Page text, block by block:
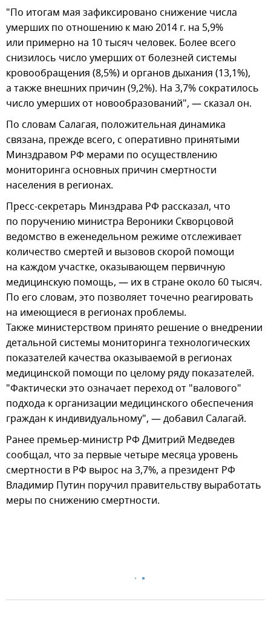
"По итогам мая зафиксировано снижение числа
умерших по отношению к маю 2014 г. на 5,9%
или примерно на 10 тысяч человек. Более всего
снизилось число умерших от болезней системы
кровообращения (8,5%) и органов дыхания (13,1%),
а также внешних причин (9,2%). На 3,7% сократилось
число умерших от новообразований", — сказал он.
По словам Салагая, положительная динамика
связана, прежде всего, с оперативно принятыми
Минздравом РФ мерами по осуществлению
мониторинга основных причин смертности
населения в регионах.
Пресс-секретарь Минздрава РФ рассказал, что
по поручению министра Вероники Скворцовой
ведомство в еженедельном режиме отслеживает
количество смертей и вызовов скорой помощи
на каждом участке, оказывающем первичную
медицинскую помощь, — их в стране около 60 тысяч.
По его словам, это позволяет точечно реагировать
на имеющиеся в регионах проблемы.
Также министерством принято решение о внедрении
детальной системы мониторинга технологических
показателей качества оказываемой в регионах
медицинской помощи по целому ряду показателей.
"Фактически это означает переход от "валового"
подхода к организации медицинского обеспечения
граждан к индивидуальному", — добавил Салагай.
Ранее премьер-министр РФ Дмитрий Медведев
сообщал, что за первые четыре месяца уровень
смертности в РФ вырос на 3,7%, а президент РФ
Владимир Путин поручил правительству выработать
меры по снижению смертности.